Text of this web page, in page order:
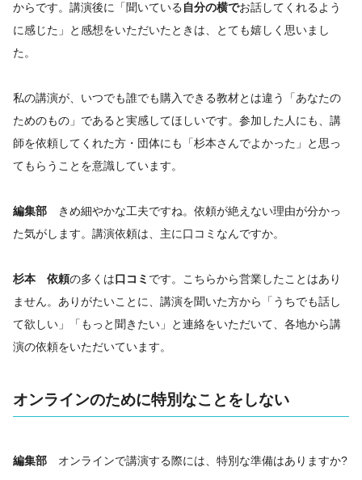
からです。講演後に「聞いている 自分の横でお話してくれるよう
に感じた」と感想をいただいたときは、とても嬉しく思いまし
た。
私の講演が、いつでも誰でも購入できる教材とは違う「あなたの
ためのもの」であると実感してほしいです。参加した人にも、講
師を依頼してくれた方・団体にも「杉本さんでよかった」と思っ
てもらうことを意識しています。
編集部
きめ細やかな工夫ですね。依頼が絶えない理由が分かっ
た気がします。講演依頼は、主に口コミなんですか。
杉本 依頼の多くは口コミ です。こちらから営業したことはあり
ません。ありがたいことに、講演を聞いた方から「うちでも話し
て欲しい」「もっと聞きたい」と連絡をいただいて、各地から講
演の依頼をいただいています。
オンラインのために特別なことをしない
編集部 オンラインで講演する際には、特別な準備はありますか?